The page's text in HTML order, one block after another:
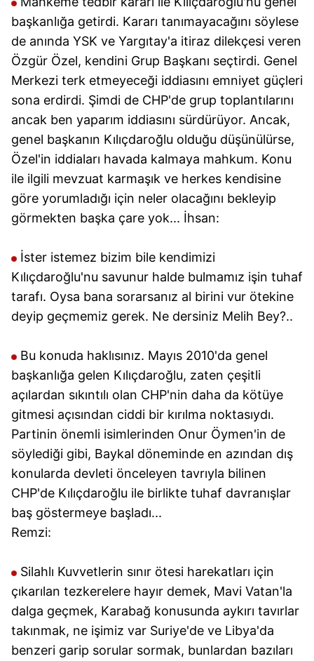
başkanlığa getirdi. Kararı tanımayacağını söylese
de anında YSK ve Yargıtay'a itiraz dilekçesi veren
Özgür Özel, kendini Grup Başkanı seçtirdi. Genel
Merkezi terk etmeyeceği iddiasını emniyet güçleri
sona erdirdi. Şimdi de CHP'de grup toplantılarını
ancak ben yaparım iddiasını sürdürüyor. Ancak,
genel başkanın Kılıçdaroğlu olduğu düşünülürse,
Özel'in iddiaları havada kalmaya mahkum. Konu
ile ilgili mevzuat karmaşık ve herkes kendisine
göre yorumladığı için neler olacağını bekleyip
görmekten başka çare yok... İhsan:
İster istemez bizim bile kendimizi
Kılıçdaroğlu'nu savunur halde bulmamız işin tuhaf
tarafı. Oysa bana sorarsanız al birini vur ötekine
deyip geçmemiz gerek. Ne dersiniz Melih Bey?..
Bu konuda haklısınız. Mayıs 2010'da genel
başkanlığa gelen Kılıçdaroğlu, zaten çeşitli
açılardan sıkıntılı olan CHP'nin daha da kötüye
gitmesi açısından ciddi bir kırılma noktasıydı.
Partinin önemli isimlerinden Onur Öymen'in de
söylediği gibi, Baykal döneminde en azından dış
konularda devleti önceleyen tavrıyla bilinen
CHP'de Kılıçdaroğlu ile birlikte tuhaf davranışlar
baş göstermeye başladı...
Remzi:
Silahlı Kuvvetlerin sınır ötesi harekatları için
çıkarılan tezkerelere hayır demek, Mavi Vatan'la
dalga geçmek, Karabağ konusunda aykırı tavırlar
takınmak, ne işimiz var Suriye'de ve Libya'da
benzeri garip sorular sormak, bunlardan bazıları